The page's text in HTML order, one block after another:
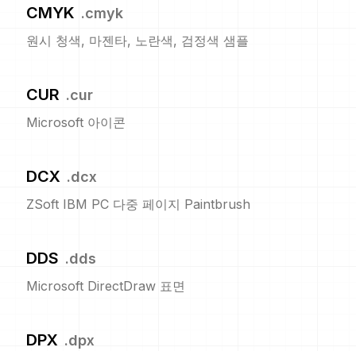
CMYK .cmyk
원시 청색, 마젠타, 노란색, 검정색 샘플
CUR .cur
Microsoft 아이콘
DCX .dcx
ZSoft IBM PC 다중 페이지 Paintbrush
DDS .dds
Microsoft DirectDraw 표면
DPX .dpx